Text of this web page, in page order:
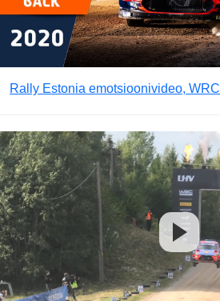
Rally Estonia emotsioonivideo, WRC